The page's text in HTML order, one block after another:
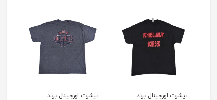
تیشرت اورجینال برند
تیشرت اورجینال برند